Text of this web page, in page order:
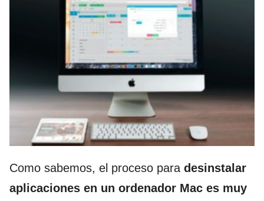
Como sabemos, el proceso para desinstalar
aplicaciones en un ordenador Mac es muy